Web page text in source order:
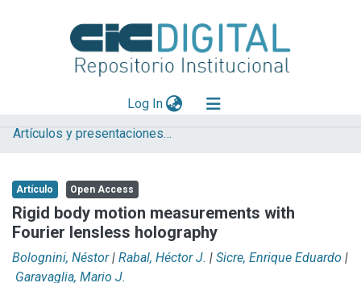
Log In(current)
Explorar
Aportar material
Statistics
Artículos y presentaciones en Congresos
Artículo Open Access
Rigid body motion measurements with
Fourier lensless holography
Bolognini, Néstor | Rabal, Héctor J. | Sicre, Enrique Eduardo |
Garavaglia, Mario J.